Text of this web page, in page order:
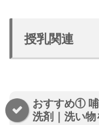
授乳関連
おすすめ①
洗剤｜洗い物